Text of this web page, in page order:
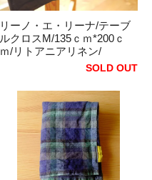
リーノ・エ・リーナ/テーブ
ルクロスM/135ｃｍ*200ｃ
ｍ/リトアニアリネン/
麻/linoelina【マノン】ターキ
SOLD OUT